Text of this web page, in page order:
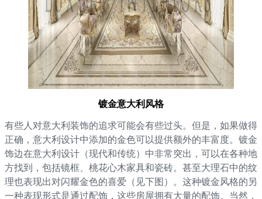
镀金意大利风格
有些人对意大利装饰的追求可能会有些过头。但是，如果做得
正确，意大利设计中添加的金色可以提供额外的丰富度。镀金
饰边在意大利设计（现代和传统）中非常突出，可以在各种地
方找到，包括镜框、桃花心木家具和瓷砖。甚至大理石中的纹
理也表现出对闪耀金色的喜爱（见下图）。这种镀金风格的另
一种表现形式是通过配饰，这些房屋拥有大量的配饰。当然，